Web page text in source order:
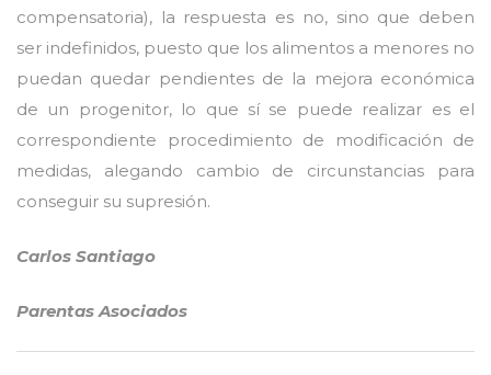
compensatoria), la respuesta es no, sino que deben
ser indefinidos, puesto que los alimentos a menores no
puedan quedar pendientes de la mejora económica
de un progenitor, lo que sí se puede realizar es el
correspondiente procedimiento de modificación de
medidas, alegando cambio de circunstancias para
conseguir su supresión.
Carlos Santiago
Parentas Asociados